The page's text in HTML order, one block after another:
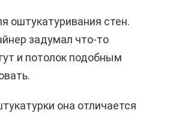
оштукатуривания стен.
задумал что-то
и потолок подобным
она отличается